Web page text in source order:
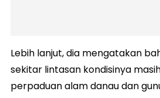
Lebih lanjut, dia mengatakan
sekitar lintasan kondisinya
perpaduan alam danau dan